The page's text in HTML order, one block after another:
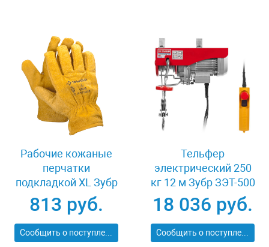
Рабочие кожаные
перчатки
подкладкой XL Зубр
МАСТЕР 1135-XL
813 руб.
Сообщить о поступлении
Тельфер
электрический 250
кг 12 м Зубр ЗЭТ-500
18 036 руб.
Сообщить о поступлении